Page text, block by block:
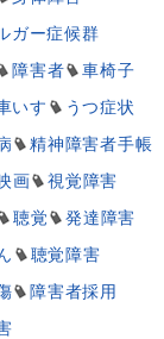
ガー症候群
障害者
車椅子
いす
うつ症状
精神障害者手帳
画
視覚障害
聴覚
発達障害
聴覚障害
障害者採用